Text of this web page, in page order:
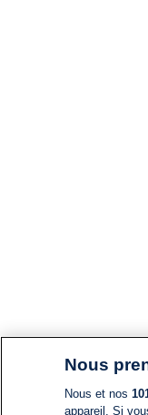
Nous
Nous et nos
appareil. Si